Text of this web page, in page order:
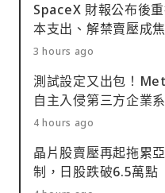
SpaceX 財報公布後
本支出、解禁賣壓成
3 hours ago
測試設定又出包！
自主入侵第三方企業
4 hours ago
晶片股賣壓再起拖累
制，日股跌破6.5萬點